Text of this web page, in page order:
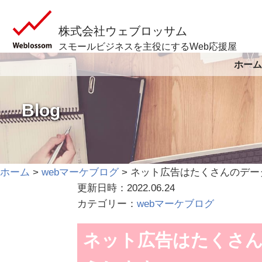
株式会社ウェブロッサム
スモールビジネスを主役にするWeb応援屋
ホー
ホーム > webマーケブログ > ネット広告はたくさんのデ
Blog
更新日時：2022.06.24
カテゴリー： webマーケブログ
ネット広告はたくさ